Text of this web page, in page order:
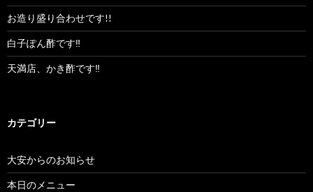
お造り盛り合わせです!!
白子ぽん酢です‼︎
天満店、かき酢です‼︎
カテゴリー
大安からのお知らせ
本日のメニュー